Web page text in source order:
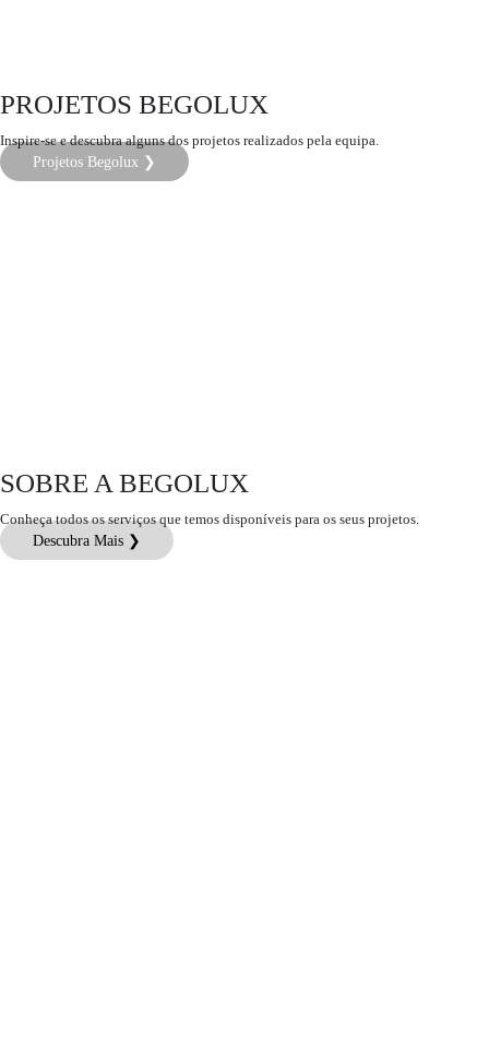
PROJETOS BEGOLUX
Inspire-se e descubra alguns dos projetos realizados pela equipa.
Projetos Begolux ❯
SOBRE A BEGOLUX
Conheça todos os serviços que temos disponíveis para os seus projetos.
Descubra Mais ❯